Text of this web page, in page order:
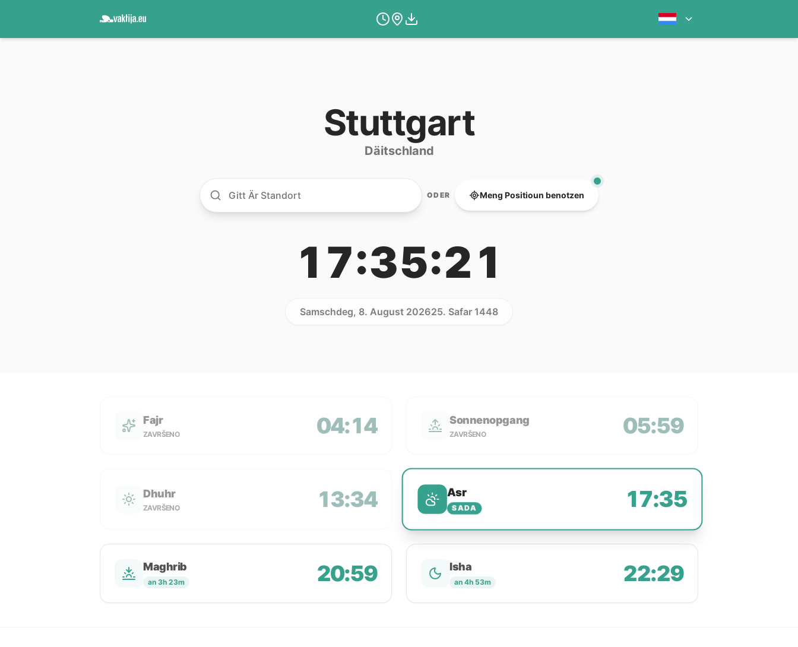
Stuttgart
Däitschland
ODER Meng Positioun benotzen
17:35:21
Samschdeg, 8. August 202625. Safar 1448
Fajr
ZAVRŠENO 04:14 Sonnenopgang
ZAVRŠENO 05:59
Dhuhr
ZAVRŠENO 13:34 Asr
SADA 17:35
Maghrib
an 3h 23m 20:59 Isha
an 4h 53m 22:29